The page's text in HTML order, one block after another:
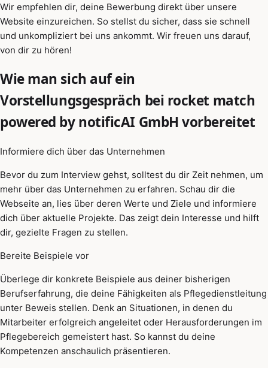
Wir empfehlen dir, deine Bewerbung direkt über unsere
Website einzureichen. So stellst du sicher, dass sie schnell
und unkompliziert bei uns ankommt. Wir freuen uns darauf,
von dir zu hören!
Wie man sich auf ein
Vorstellungsgespräch bei rocket match
powered by notificAI GmbH vorbereitet
Informiere dich über das Unternehmen
Bevor du zum Interview gehst, solltest du dir Zeit nehmen, um
mehr über das Unternehmen zu erfahren. Schau dir die
Webseite an, lies über deren Werte und Ziele und informiere
dich über aktuelle Projekte. Das zeigt dein Interesse und hilft
dir, gezielte Fragen zu stellen.
Bereite Beispiele vor
Überlege dir konkrete Beispiele aus deiner bisherigen
Berufserfahrung, die deine Fähigkeiten als Pflegedienstleitung
unter Beweis stellen. Denk an Situationen, in denen du
Mitarbeiter erfolgreich angeleitet oder Herausforderungen im
Pflegebereich gemeistert hast. So kannst du deine
Kompetenzen anschaulich präsentieren.